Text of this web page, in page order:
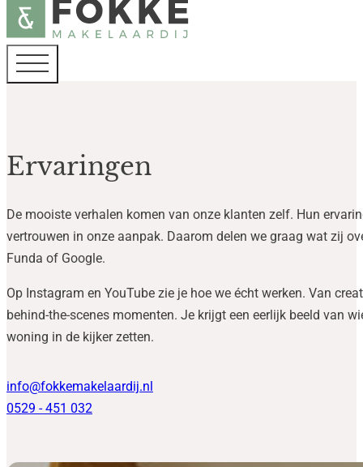
Ervaringen
De mooiste verhalen komen van onze klanten zelf. Hun
vertrouwen in onze aanpak. Daarom delen we graag wat zij
Funda of Google.
Op Instagram en YouTube zie je hoe we écht werken. Van
behind-the-scenes momenten. Je krijgt een eerlijk beeld van
woning in de kijker zetten.
info@fokkemakelaardij.nl
0529 - 451 032